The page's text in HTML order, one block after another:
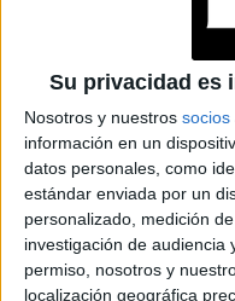
Su privacidad es
Nosotros y nuestros socios
información en un
datos personales, como
estándar enviada por un
personalizado, medición
investigación de audiencia
permiso, nosotros y
localización geográfica
Weekend
Look
Luz Mía
© Perfil.com 2006-
Registro de